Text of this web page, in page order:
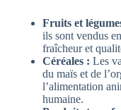
Fruits et
ils sont vendus
fraîcheur et
Céréales : Les
du maïs et de
l’alimentation
humaine.